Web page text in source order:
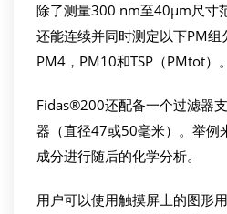
除了测量300 nm至40μm尺寸
还能连续并同时测定以下PM组
PM4，PM10和TSP（PMtot）。
Fidas®200还配备一个过滤器
器（直径47或50毫米）。举例
成分进行随后的化学分析。
用户可以使用触摸屏上的图形